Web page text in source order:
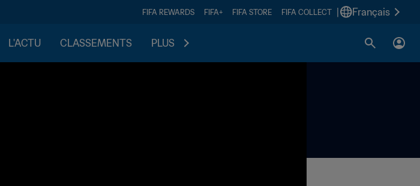
FIFA REWARDS FIFA+ FIFA STORE FIFA COLLECT Français
L'ACTU CLASSEMENTS PLUS